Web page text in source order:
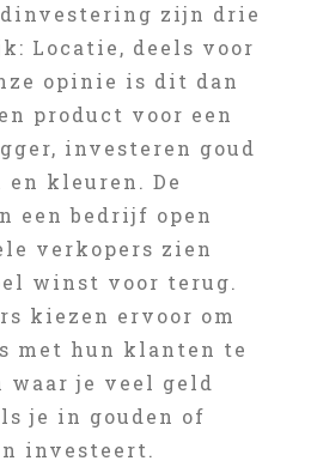
zijn drie
Locatie, deels voor
opinie is dit dan
product voor een
investeren goud
kleuren. De
een bedrijf open
verkopers zien
winst voor terug.
kiezen ervoor om
met hun klanten te
waar je veel geld
je in gouden of
investeert.